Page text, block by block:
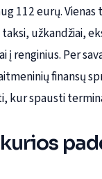
112 eurų.
užkandžiai,
renginius. Per
finansų
kur spausti